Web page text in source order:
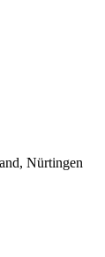
Nürtingen